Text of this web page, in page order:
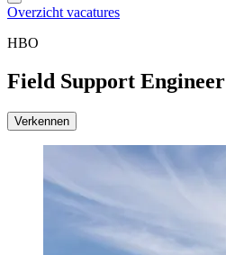
Overzicht vacatures
HBO
Field Support Engineer
Verkennen